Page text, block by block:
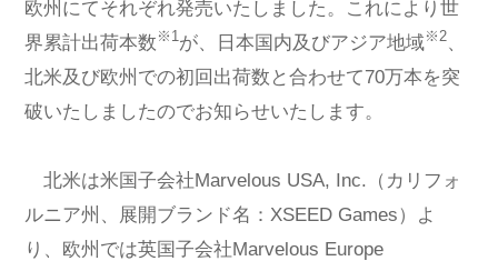
欧州にてそれぞれ発売いたしました。これにより世
界累計出荷本数 ※1が、日本国内及びアジア地域※2
北米及び欧州での初回出荷数と合わせて70万本を突
破いたしましたのでお知らせいたします。
北米は米国子会社Marvelous USA, Inc.（カリフォ
ルニア州、展開ブランド名：XSEED Games）よ
り、欧州では英国子会社Marvelous Europe